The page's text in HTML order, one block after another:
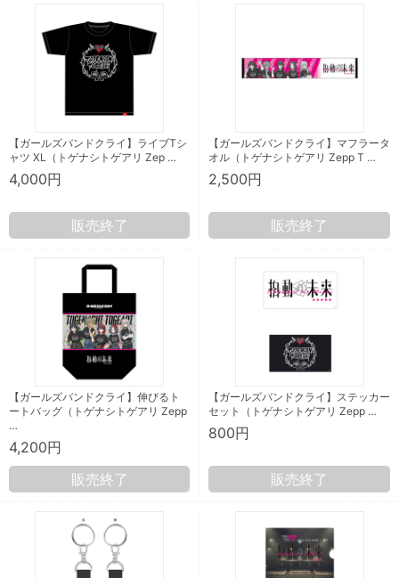
【ガールズバンドクライ】ライブTシ
ャツ XL（トゲナシトゲアリ Zep …
4,000円
販売終了
【ガールズバンドクライ】マフラータ
オル（トゲナシトゲアリ Zepp T …
2,500円
販売終了
【ガールズバンドクライ】伸びるト
ートバッグ（トゲナシトゲアリ Zepp
…
4,200円
販売終了
【ガールズバンドクライ】ステッカー
セット（トゲナシトゲアリ Zepp …
800円
販売終了